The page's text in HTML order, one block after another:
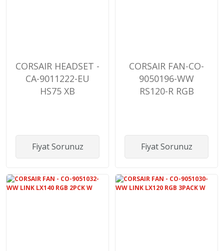
CORSAIR HEADSET -
CA-9011222-EU
HS75 XB
Fiyat Sorunuz
CORSAIR FAN-CO-
9050196-WW
RS120-R RGB
Fiyat Sorunuz